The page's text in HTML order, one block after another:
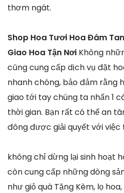
thơm ngát.
Shop Hoa Tươi Hoa Đám
Giao Hoa Tận Nơi Không
cũng cung cấp dịch vụ đặt
nhanh chóng, bảo đảm rằng
giao tới tay chúng ta nhấn 1
thời gian. Bạn rất có thể an
đông được giải quyết với việc
không chỉ dừng lại sinh hoạt
còn cung cấp những dòng
như giỏ quà Tặng Kèm, lọ